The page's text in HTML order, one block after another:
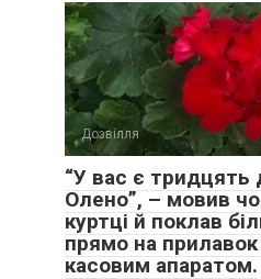
Дозвілля
“У вас є тридцять
Олено”, – мовив
куртці й поклав
прямо на прилавок
касовим апаратом.